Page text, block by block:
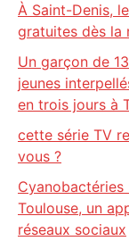
À Saint-Denis,
gratuites dès la
Un garçon de
jeunes
en trois jours à
cette série TV
vous ?
Cyanobactéries
Toulouse, un
réseaux sociaux